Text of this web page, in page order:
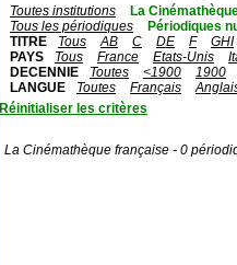
Toutes institutions
La
Tous les périodiques
Périodiques
TITRE
Tous AB C DE F
GHI
PAYS
Tous France Etats-Unis
DECENNIE
Toutes <1900
1900
LANGUE
Toutes Français
Réinitialiser les critères
La Cinémathèque française - 0